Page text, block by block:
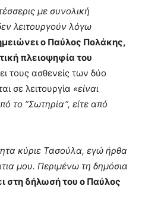
με συνολική
λειτουργούν λόγω
ο Παύλος Πολάκης,
πλειοψηφία του
τους ασθενείς των δύο
σε λειτουργία «είναι
το “Σωτηρία”, είτε από
κύριε Τασούλα, εγώ ήρθα
μου. Περιμένω τη δημόσια
στη δήλωσή του ο Παύλος